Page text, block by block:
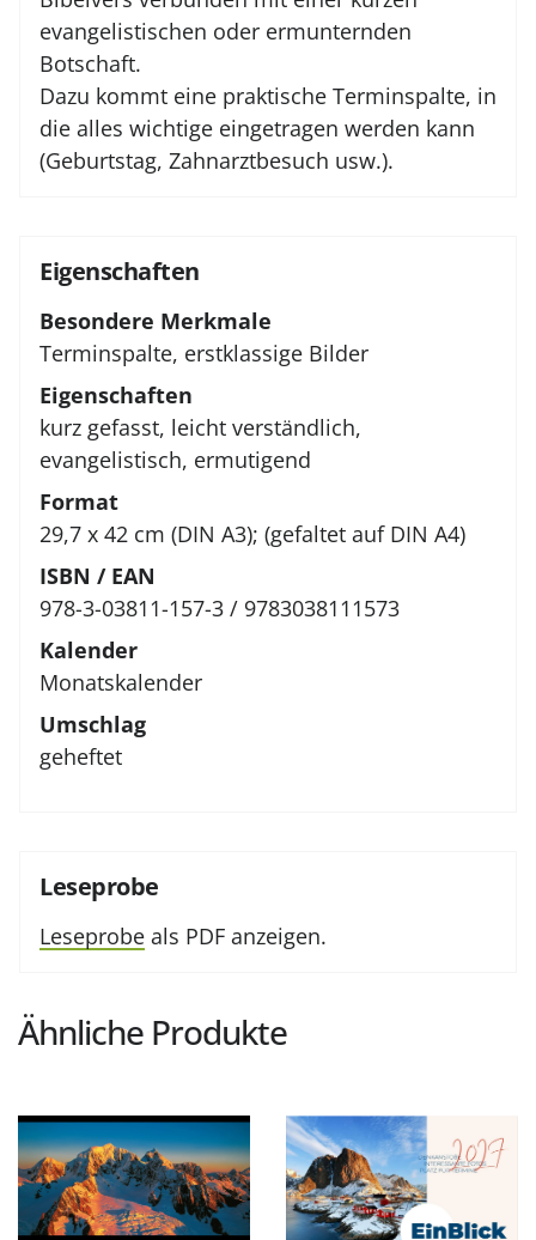
evangelistischen oder ermunternden
Botschaft.
Dazu kommt eine praktische Terminspalte, in
die alles wichtige eingetragen werden kann
(Geburtstag, Zahnarztbesuch usw.).
Eigenschaften
Besondere Merkmale
Terminspalte, erstklassige Bilder
Eigenschaften
kurz gefasst, leicht verständlich,
evangelistisch, ermutigend
Format
29,7 x 42 cm (DIN A3); (gefaltet auf DIN A4)
ISBN / EAN
978-3-03811-157-3 / 9783038111573
Kalender
Monatskalender
Umschlag
geheftet
Leseprobe
Leseprobe als PDF anzeigen.
Ähnliche Produkte